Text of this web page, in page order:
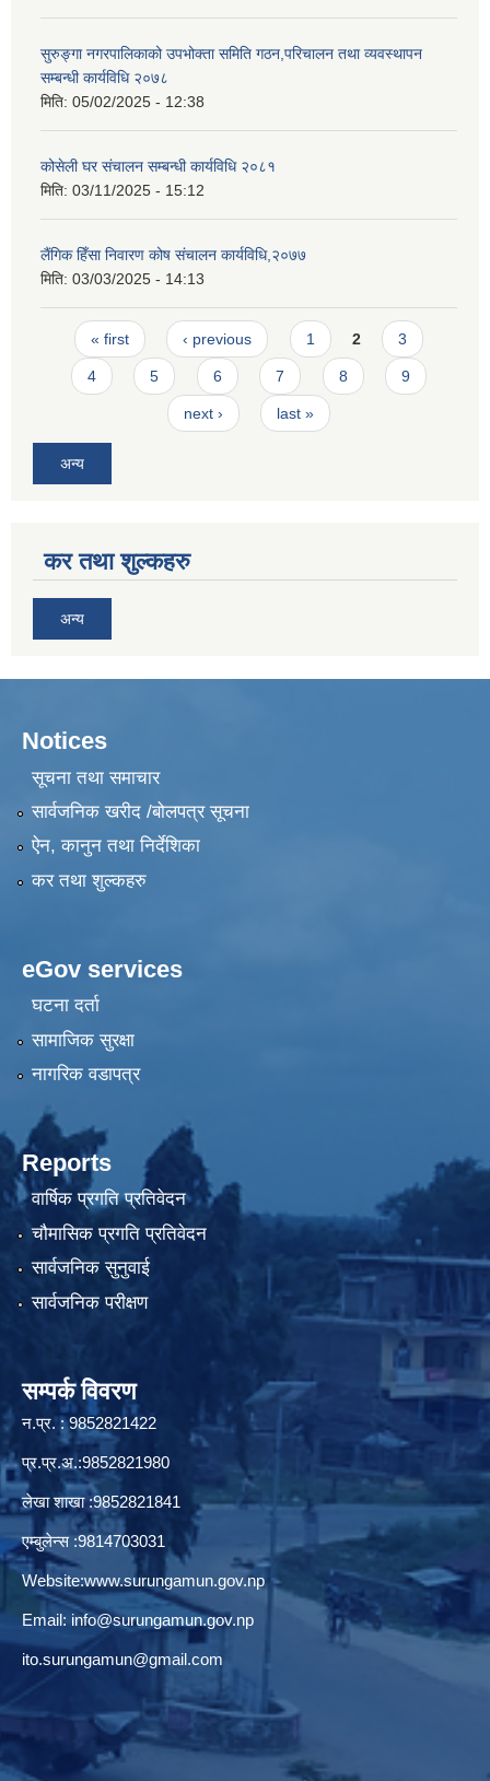
सुरुङ्गा नगरपालिकाको उपभोक्ता समिति गठन,परिचालन तथा व्यवस्थापन
सम्बन्धी कार्यविधि २०७८
मिति: 05/02/2025 - 12:38
कोसेली घर संचालन सम्बन्धी कार्यविधि २०८१
मिति: 03/11/2025 - 15:12
लैंगिक हिँसा निवारण कोष संचालन कार्यविधि,२०७७
मिति: 03/03/2025 - 14:13
Pages
« first ‹ previous 1 2 3
4 5 6 7 8 9
next › last »
अन्य
कर तथा शुल्कहरु
अन्य
Notices
सूचना तथा समाचार
सार्वजनिक खरीद /बोलपत्र सूचना
ऐन, कानुन तथा निर्देशिका
कर तथा शुल्कहरु
eGov services
घटना दर्ता
सामाजिक सुरक्षा
नागरिक वडापत्र
Reports
वार्षिक प्रगति प्रतिवेदन
चौमासिक प्रगति प्रतिवेदन
सार्वजनिक सुनुवाई
सार्वजनिक परीक्षण
सम्पर्क विवरण
न.प्र. : 9852821422
प्र.प्र.अ.:9852821980
लेखा शाखा :9852821841
एम्बुलेन्स :9814703031
Website:www.surungamun.gov.np
Email: info@surungamun.gov.np
ito.surungamun@gmail.com